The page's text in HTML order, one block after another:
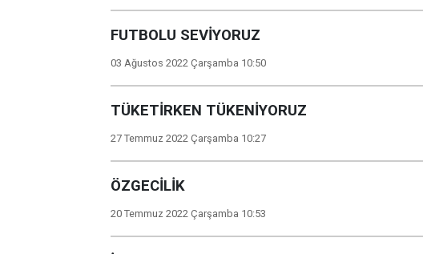
FUTBOLU SEVİYORUZ
03 Ağustos 2022 Çarşamba 10:50
TÜKETİRKEN TÜKENİYORUZ
27 Temmuz 2022 Çarşamba 10:27
ÖZGECİLİK
20 Temmuz 2022 Çarşamba 10:53